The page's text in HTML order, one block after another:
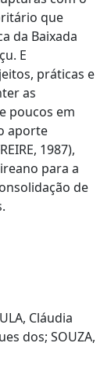
que
da Baixada
E
práticas e
as
poucos em
aporte
1987),
para a
de
Cláudia
dos; SOUZA,